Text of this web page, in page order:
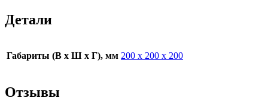
Детали
Габариты (В х Ш х Г), мм 200 х 200 х 200
Отзывы